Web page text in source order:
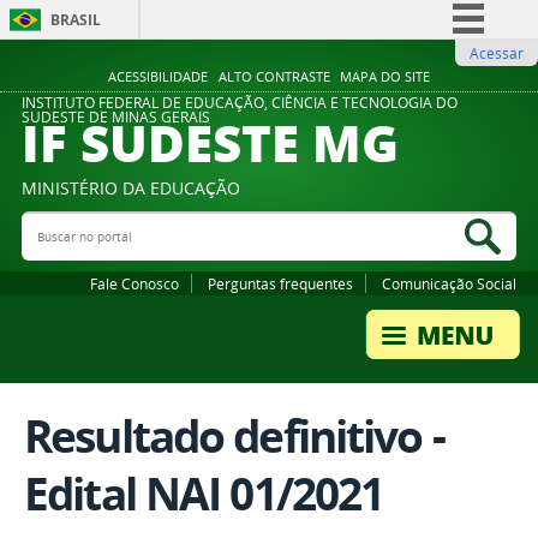
ACESSIBILIDADE ALTO CONTRASTE MAPA DO SITE
BRASIL
Comunica BR
Participe
Legislação
Acessar
INSTITUTO FEDERAL DE EDUCAÇÃO, CIÊNCIA E TECNOLOGIA DO
SUDESTE DE MINAS GERAIS
IF SUDESTE MG
MINISTÉRIO DA EDUCAÇÃO
Buscar no portal
Fale Conosco Perguntas frequentes Comunicação Social
Resultado definitivo -
Edital NAI 01/2021